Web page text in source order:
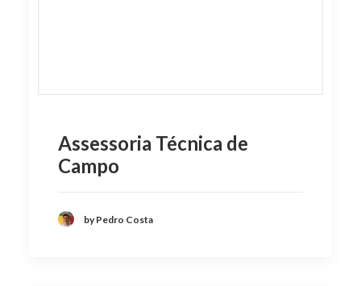
Assessoria Técnica de
Campo
by Pedro Costa